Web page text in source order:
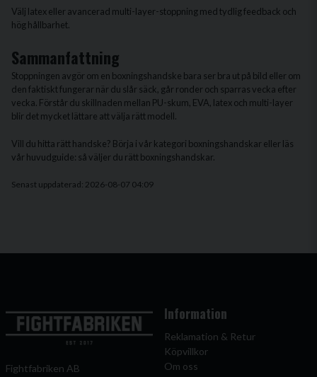
Välj latex eller avancerad multi-layer-stoppning med tydlig feedback och
hög hållbarhet.
Sammanfattning
Stoppningen avgör om en boxningshandske bara ser bra ut på bild eller om
den faktiskt fungerar när du slår säck, går ronder och sparras vecka efter
vecka. Förstår du skillnaden mellan PU-skum, EVA, latex och multi-layer
blir det mycket lättare att välja rätt modell.
Vill du hitta rätt handske? Börja i vår kategori boxningshandskar eller läs
vår huvudguide: så väljer du rätt boxningshandskar.
Senast uppdaterad: 2026-08-07 04:09
Fightfabriken AB
Information
Reklamation & Retur
Köpvillkor
Om oss